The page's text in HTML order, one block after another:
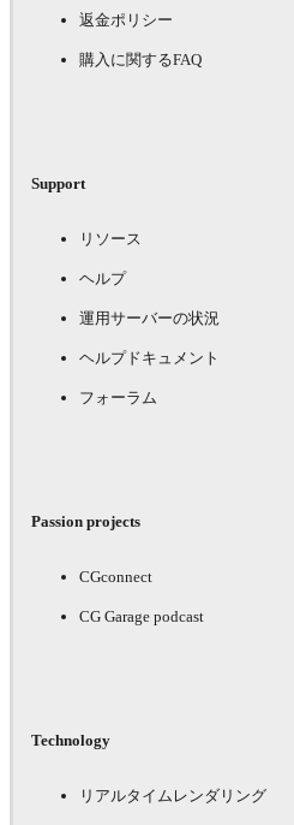
返金ポリシー
購入に関するFAQ
Support
リソース
ヘルプ
運用サーバーの状況
ヘルプドキュメント
フォーラム
Passion projects
CGconnect
CG Garage podcast
Technology
リアルタイムレンダリング